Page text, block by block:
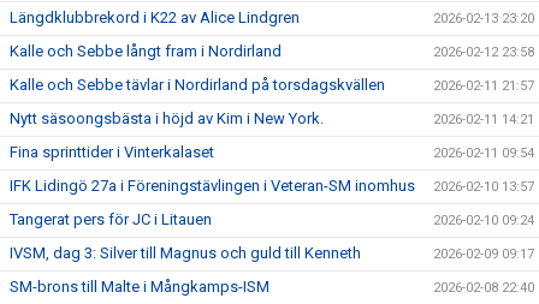
Längdklubbrekord i K22 av Alice Lindgren 2026-02-13 23:20
Kalle och Sebbe långt fram i Nordirland 2026-02-12 23:58
Kalle och Sebbe tävlar i Nordirland på torsdagskvällen 2026-02-11 21:57
Nytt säsoongsbästa i höjd av Kim i New York. 2026-02-11 14:21
Fina sprinttider i Vinterkalaset 2026-02-11 09:54
IFK Lidingö 27a i Föreningstävlingen i Veteran-SM inomhus 2026-02-10 13:57
Tangerat pers för JC i Litauen 2026-02-10 09:24
IVSM, dag 3: Silver till Magnus och guld till Kenneth 2026-02-09 09:17
SM-brons till Malte i Mångkamps-ISM 2026-02-08 22:40